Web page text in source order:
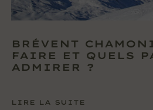
BRÉVENT
FAIRE ET QUELS
ADMIRER ?
LIRE LA SUITE